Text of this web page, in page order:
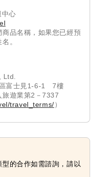
心
品名稱，如果您已經預
。
Ltd.
富士見1-6-1 7樓
旅遊業第2－7337
travel_terms/）
的合作如需諮詢，請以